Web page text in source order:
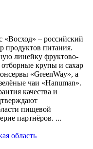
– российский
продуктов питания.
линейку фруктово-
крупы и сахар
«GreenWay», а
чаи «Hanuman».
ка­чес­тва и
пищевой
партнёров. ...
область